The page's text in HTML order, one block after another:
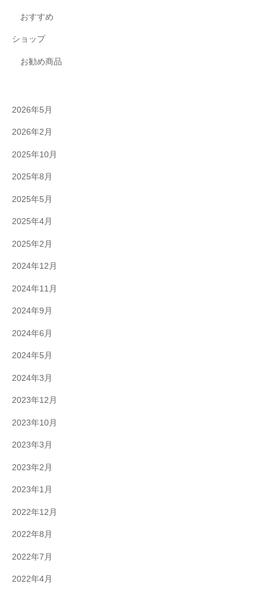
おすすめ
ショップ
お勧め商品
2026年5月
2026年2月
2025年10月
2025年8月
2025年5月
2025年4月
2025年2月
2024年12月
2024年11月
2024年9月
2024年6月
2024年5月
2024年3月
2023年12月
2023年10月
2023年3月
2023年2月
2023年1月
2022年12月
2022年8月
2022年7月
2022年4月